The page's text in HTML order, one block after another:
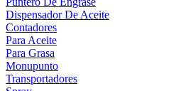
Dispensador De Aceite
Contadores
Para Aceite
Para Grasa
Monupunto
Transportadores